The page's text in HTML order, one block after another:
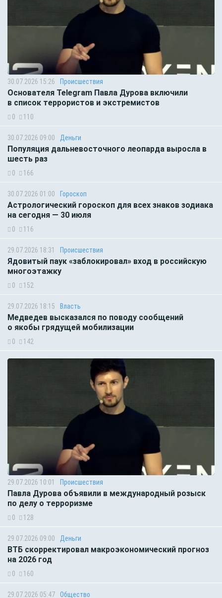
30.07.2026 15:26 Происшествия
Основателя Telegram Павла Дурова включили
в список террористов и экстремистов
0 110
30.07.2026 09:00 Деньги
Популяция дальневосточного леопарда выросла в
шесть раз
0 166
30.07.2026 01:00 Гороскоп
Астрологический гороскоп для всех знаков зодиака
на сегодня — 30 июля
0 116
29.07.2026 18:31 Происшествия
Ядовитый паук «заблокировал» вход в российскую
многоэтажку
0 152
29.07.2026 18:15 Власть
Медведев высказался по поводу сообщений
о якобы грядущей мобилизации
0 142
29.07.2026 10:01 Происшествия
Павла Дурова объявили в международный розыск
по делу о терроризме
0 128
29.07.2026 09:00 Деньги
ВТБ скорректировал макроэкономический прогноз
на 2026 год
0 160
29.07.2026 05:47 Общество